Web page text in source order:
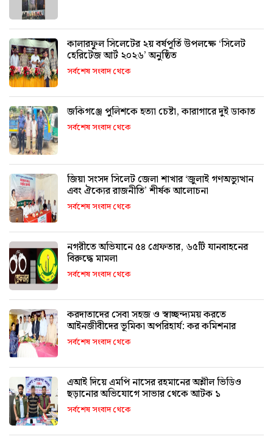
কালারফুল সিলেটের ২য় বর্ষপূর্তি উপলক্ষে ‘সিলেট
হেরিটেজ আর্ট ২০২৬’ অনুষ্ঠিত
সর্বশেষ সংবাদ থেকে
জকিগঞ্জে পুলিশকে হত্যা চেষ্টা, কারাগারে দুই ডাকাত
সর্বশেষ সংবাদ থেকে
জিয়া সংসদ সিলেট জেলা শাখার ‘জুলাই গণঅভ্যুত্থান
এবং ঐক্যের রাজনীতি’ শীর্ষক আলোচনা
সর্বশেষ সংবাদ থেকে
নগরীতে অভিযানে ৫৪ গ্রেফতার, ৬৫টি যানবাহনের
বিরুদ্ধে মামলা
সর্বশেষ সংবাদ থেকে
করদাতাদের সেবা সহজ ও স্বাচ্ছন্দ্যময় করতে
আইনজীবীদের ভূমিকা অপরিহার্য: কর কমিশনার
সর্বশেষ সংবাদ থেকে
এআই দিয়ে এমপি নাসের রহমানের অশ্লীল ভিডিও
ছড়ানোর অভিযোগে সাভার থেকে আটক ১
সর্বশেষ সংবাদ থেকে